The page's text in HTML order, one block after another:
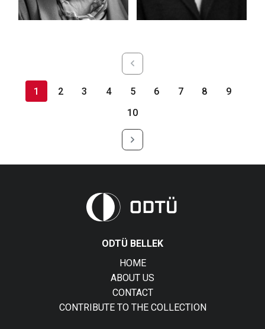
1 2 3 4 5 6 7 8
9
10
ODTÜ BELLEK
HOME
ABOUT US
CONTACT
CONTRIBUTE TO THE COLLECTION